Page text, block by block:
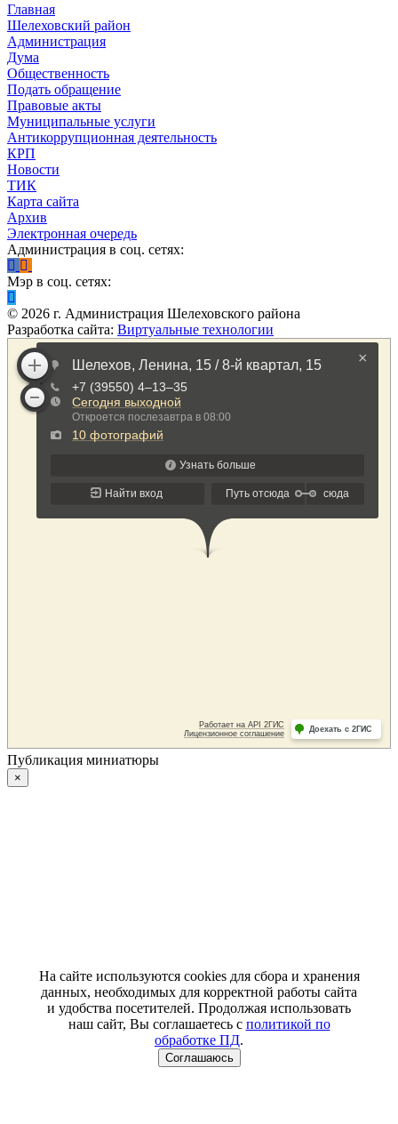
Главная
Шелеховский район
Администрация
Дума
Общественность
Подать обращение
Правовые акты
Муниципальные услуги
Антикоррупционная деятельность
КРП
Новости
ТИК
Карта сайта
Архив
Электронная очередь
Администрация в соц. сетях:
Мэр в соц. сетях:
© 2026 г. Администрация Шелеховского района
Разработка сайта: Виртуальные технологии
Публикация миниатюры
×
На сайте используются cookies для сбора и хранения
данных, необходимых для корректной работы сайта
и удобства посетителей. Продолжая использовать
наш сайт, Вы соглашаетесь с политикой по
обработке ПД.
Соглашаюсь